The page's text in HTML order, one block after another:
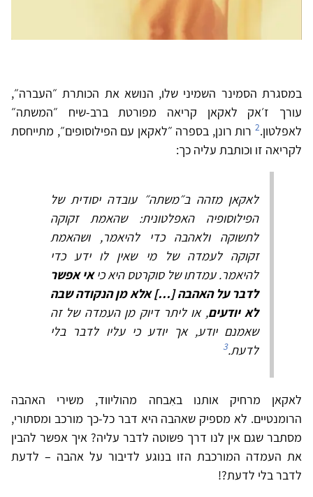
במסגרת הסמינר השמיני שלו, הנושא את הכותרת ״העברה״,
עורך ז׳אק לאקאן קריאה מפורטת ברב-שיח ״המשתה״
לאפלטון.2 רות רונן, בספרה ״לאקאן עם הפילוסופים״, מתייחסת
לקריאה זו וכותבת עליה כך:
לאקאן מזהה ב״משתה״ עובדה יסודית של
הפילוסופיה האפלטונית: שהאמת זקוקה
לתשוקה ולאהבה כדי להיאמר, ושהאמת
זקוקה לעמדה של מי שאין לו ידע כדי
להיאמר. עמדתו של סוקרטס היא כיאי אפשר
לדבר על האהבה […] אלא מן הנקודה שבה
לא יודעים, או ליתר דיוק מן העמדה של זה
שאמנם יודע, אך יודע כי עליו לדבר בלי
לדעת.3
לאקאן מרחיק אותנו באִבחה מהוליווד, משירי האהבה
הרומנטיים. לא מספיק שאהבה היא דבר כל-כך מורכב ומסתורי,
מסתבר שגם אין לנו דרך פשוטה לדבר עליה? איך אפשר להבין
את העמדה המורכבת הזו בנוגע לדיבור על אהבה – לדעת
לדבר בלי לדעת?!